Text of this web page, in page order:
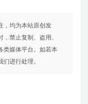
，均为本站原创发
禁止复制、盗用、
类媒体平台。如若本
进行处理。